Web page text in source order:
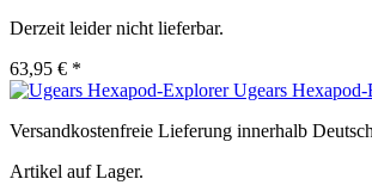
Derzeit leider nicht lieferbar.
63,95 € *
Ugears
Versandkostenfreie Lieferung innerhalb
Artikel auf Lager.